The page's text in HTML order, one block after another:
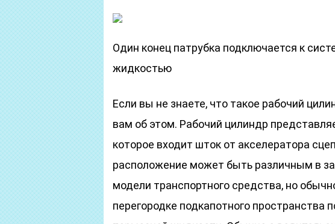
Один конец патрубка подключается к
жидкостью
Если вы не знаете, что такое рабочий
вам об этом. Рабочий цилиндр
которое входит шток от акселератора
расположение может быть различным в
модели транспортного средства, но
перегородке подкапотного